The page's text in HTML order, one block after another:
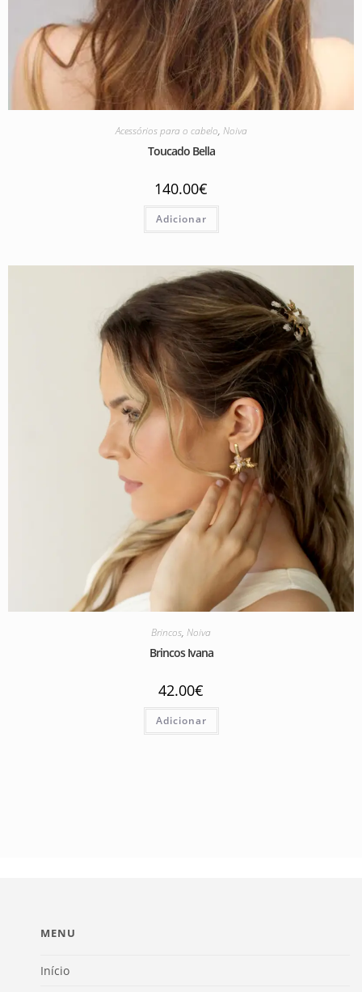
Acessórios para o cabelo, Noiva
Toucado Bella
140.00€
Adicionar
Brincos, Noiva
Brincos Ivana
42.00€
Adicionar
MENU
Início